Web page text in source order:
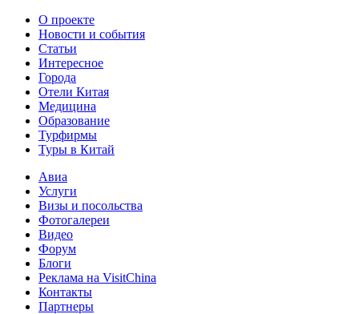
О проекте
Новости и события
Статьи
Интересное
Города
Отели Китая
Медицина
Образование
Турфирмы
Туры в Китай
Авиа
Услуги
Визы и посольства
Фотогалереи
Видео
Форум
Блоги
Реклама на VisitChina
Контакты
Партнеры